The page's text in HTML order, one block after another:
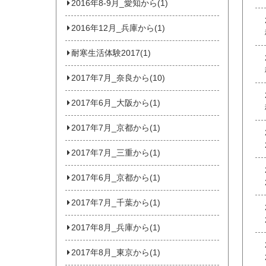
2016年8-9月_愛知から(1)
2016年12月_兵庫から(1)
耐寒生活体験2017(1)
2017年7月_奈良から(10)
2017年6月_大阪から(1)
2017年7月_京都から(1)
2017年7月_三重から(1)
2017年6月_京都から(1)
2017年7月_千葉から(1)
2017年8月_兵庫から(1)
2017年8月_東京から(1)